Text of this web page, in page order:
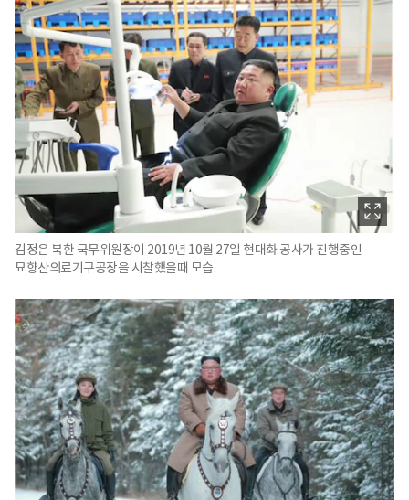
김정은 북한 국무위원장이 2019년 10월 27일 현대화 공사가 진행중인
묘향산의료기구공장을 시찰했을때 모습.